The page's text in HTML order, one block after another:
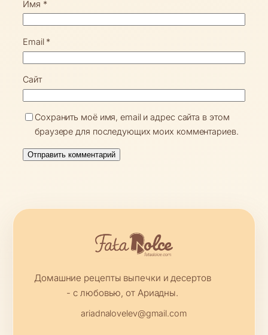
Имя *
Email *
Сайт
Сохранить моё имя, email и адрес сайта в этом
браузере для последующих моих комментариев.
Домашние рецепты выпечки и десертов
- с любовью, от Ариадны.
ariadnalovelev@gmail.com